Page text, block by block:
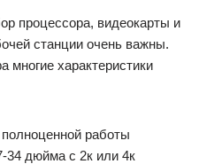
процессора, видеокарты и
станции очень важны.
многие характеристики
работы
34 дюйма с 2к или 4к